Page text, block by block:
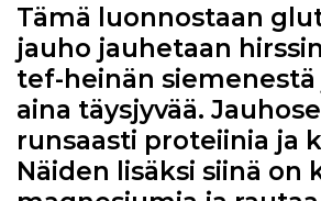
Tämä luonnostaan
jauho jauhetaan
tef-heinän siemenestä
aina täysjyvää.
runsaasti proteiinia ja
Näiden lisäksi siinä on